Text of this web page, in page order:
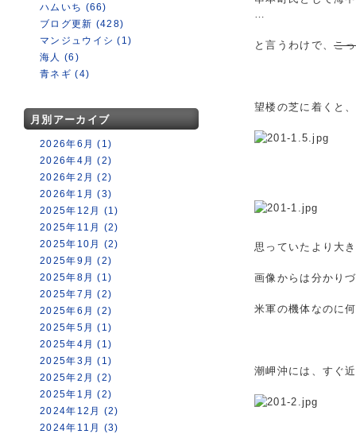
ハムいち (66)
ブログ更新 (428)
マンジュウイシ (1)
海人 (6)
青ネギ (4)
月別アーカイブ
2026年6月 (1)
2026年4月 (2)
2026年2月 (2)
2026年1月 (3)
2025年12月 (1)
2025年11月 (2)
2025年10月 (2)
2025年9月 (2)
2025年8月 (1)
2025年7月 (2)
2025年6月 (2)
2025年5月 (1)
2025年4月 (1)
2025年3月 (1)
2025年2月 (2)
2025年1月 (2)
2024年12月 (2)
2024年11月 (3)
と言うわけで、こ
望楼の芝に着くと
思っていたより大
画像からは分かり
米軍の機体なのに
潮岬沖には、すぐ